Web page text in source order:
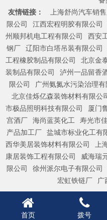
友情链接：
上海舒尚汽车销
限公司
江西宏程明胶有限公司
州顺邦机电工程有限公司
西安
钢厂 辽阳市白塔吊装有限公司
工程橡胶制品有限公司
北京金
装制品有限公司
泸州一品留香
限公司
广州氨氮水污染治理有
北京佳烁亿森装饰材料有限公
市极品照明科技有限公司
厦门
宫酒厂 海尚蓝英化工 寿光市
产品加工厂 盐城市标业化工有
西华美居装饰材料有限公司
上
康居装饰工程有限公司
威海瑞
限公司
徐州派尔电子有限公司
宏虹铁链厂
广
首页 拨号